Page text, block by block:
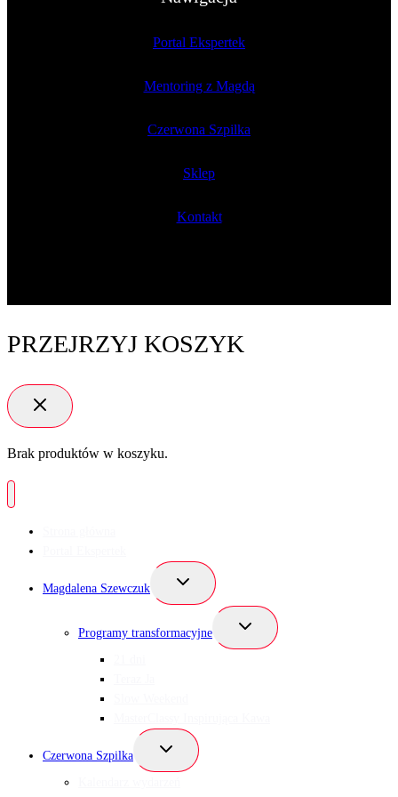
Portal Ekspertek
Mentoring z Magdą
Czerwona Szpilka
Sklep
Kontakt
PRZEJRZYJ KOSZYK
Brak produktów w koszyku.
Magdalena Szewczuk
Przełącz
podrzędne
Programy transformacyjne
Przełącz
podrzędne
Czerwona Szpilka
Przełącz
podrzędne